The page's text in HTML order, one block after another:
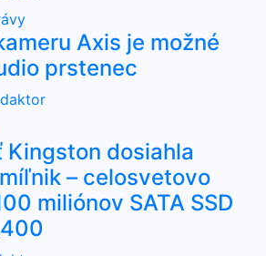
Axis je možné
prstenec
Kingston dosiahla
– celosvetovo
miliónov SATA SSD